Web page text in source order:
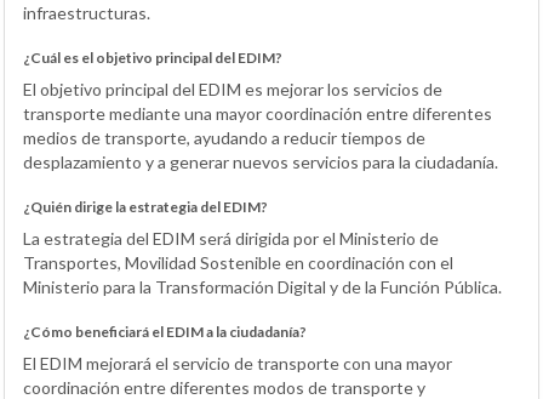
infraestructuras.
¿Cuál es el objetivo principal del EDIM?
El objetivo principal del EDIM es mejorar los servicios de
transporte mediante una mayor coordinación entre diferentes
medios de transporte, ayudando a reducir tiempos de
desplazamiento y a generar nuevos servicios para la ciudadanía.
¿Quién dirige la estrategia del EDIM?
La estrategia del EDIM será dirigida por el Ministerio de
Transportes, Movilidad Sostenible en coordinación con el
Ministerio para la Transformación Digital y de la Función Pública.
¿Cómo beneficiará el EDIM a la ciudadanía?
El EDIM mejorará el servicio de transporte con una mayor
coordinación entre diferentes modos de transporte y